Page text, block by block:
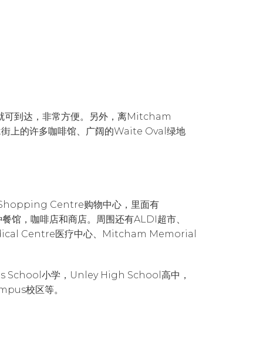
到达，非常方便。另外，离Mitcham
上的许多咖啡馆、广阔的Waite Oval绿地
Centre购物中心，里面有
，咖啡店和商店。周围还有ALDI超市、
Centre医疗中心、Mitcham Memorial
小学，Unley High School高中，
校区等。